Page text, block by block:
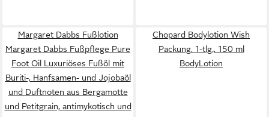
Margaret Dabbs Fußlotion
Margaret Dabbs Fußpflege Pure
Foot Oil Luxuriöses Fußöl mit
Buriti-, Hanfsamen- und Jojobaöl
und Duftnoten aus Bergamotte
und Petitgrain, antimykotisch und
Chopard Bodylotion Wish
Packung, 1-tlg., 150 ml
BodyLotion